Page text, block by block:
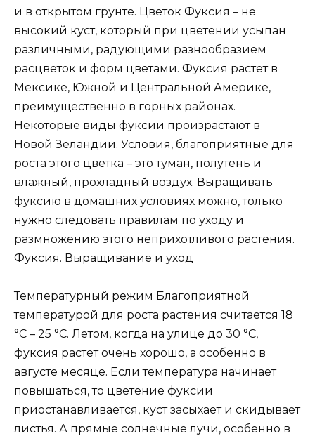
и в открытом грунте. Цветок Фуксия – не
высокий куст, который при цветении усыпан
различными, радующими разнообразием
расцветок и форм цветами. Фуксия растет в
Мексике, Южной и Центральной Америке,
преимущественно в горных районах.
Некоторые виды фуксии произрастают в
Новой Зеландии. Условия, благоприятные для
роста этого цветка – это туман, полутень и
влажный, прохладный воздух. Выращивать
фуксию в домашних условиях можно, только
нужно следовать правилам по уходу и
размножению этого неприхотливого растения.
Фуксия. Выращивание и уход
Температурный режим Благоприятной
температурой для роста растения считается 18
°C – 25 °C. Летом, когда на улице до 30 °C,
фуксия растет очень хорошо, а особенно в
августе месяце. Если температура начинает
повышаться, то цветение фуксии
приостанавливается, куст засыхает и скидывает
листья. А прямые солнечные лучи, особенно в